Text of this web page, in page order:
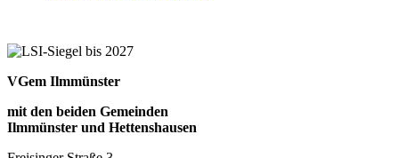
VGem Ilmmünster
mit den beiden Gemeinden
Ilmmünster und Hettenshausen